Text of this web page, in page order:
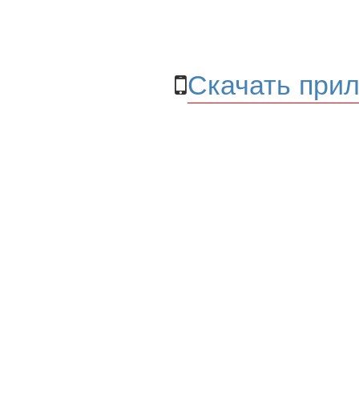
Скачать